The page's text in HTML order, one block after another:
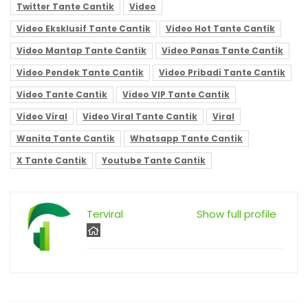
Twitter Tante Cantik
Video
Video Eksklusif Tante Cantik
Video Hot Tante Cantik
Video Mantap Tante Cantik
Video Panas Tante Cantik
Video Pendek Tante Cantik
Video Pribadi Tante Cantik
Video Tante Cantik
Video VIP Tante Cantik
Video Viral
Video Viral Tante Cantik
Viral
Wanita Tante Cantik
Whatsapp Tante Cantik
X Tante Cantik
Youtube Tante Cantik
Show full profile
Terviral